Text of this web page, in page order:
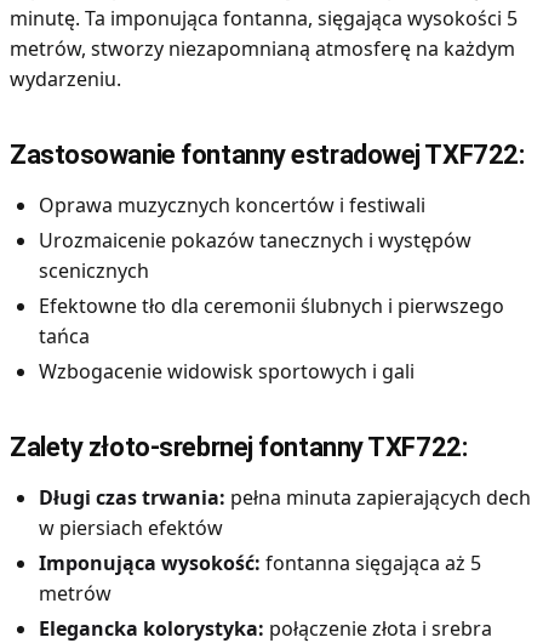
minutę. Ta imponująca fontanna, sięgająca wysokości 5
metrów, stworzy niezapomnianą atmosferę na każdym
wydarzeniu.
Zastosowanie fontanny estradowej TXF722:
Oprawa muzycznych koncertów i festiwali
Urozmaicenie pokazów tanecznych i występów
scenicznych
Efektowne tło dla ceremonii ślubnych i pierwszego
tańca
Wzbogacenie widowisk sportowych i gali
Zalety złoto-srebrnej fontanny TXF722:
Długi czas trwania: pełna minuta zapierających dech
w piersiach efektów
Imponująca wysokość: fontanna sięgająca aż 5
metrów
Elegancka kolorystyka: połączenie złota i srebra